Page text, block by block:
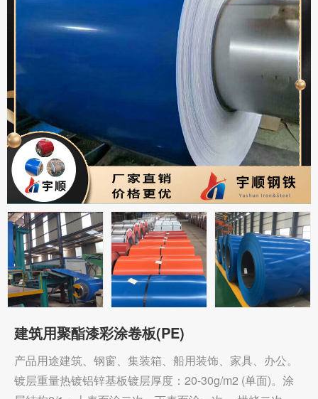
在线视频
人才招聘
联系我们
建筑用聚酯漆彩涂卷板(PE)
产品用途建筑、钢窗、集装箱、船用装饰、家具、办公。
镀层重量热镀铝锌基板镀层厚度：20-30g/m2 (单面)。涂